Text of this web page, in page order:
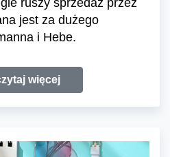
ruszy sprzedaż przez
jest za dużego
i Hebe.
więcej